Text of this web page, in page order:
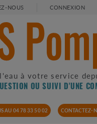
NOUS CONNEXION
à votre service
OU SUIVI D'UNE
AU 04 78 33 50 02 CONTACTEZ-